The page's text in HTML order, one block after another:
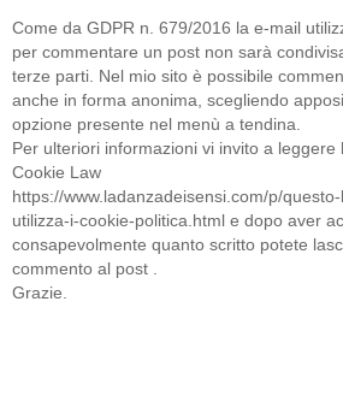
Come da GDPR n. 679/2016 la e-mail
per commentare un post non sarà
terze parti. Nel mio sito è possibile
anche in forma anonima, scegliendo
opzione presente nel menù a tendina.
Per ulteriori informazioni vi invito a leggere
Cookie Law
https://www.ladanzadeisensi.com/p/
utilizza-i-cookie-politica.html e dopo aver
consapevolmente quanto scritto potete
commento al post .
Grazie.